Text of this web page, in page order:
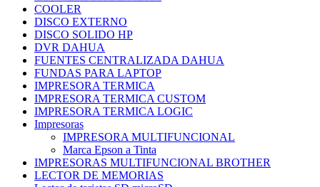
COOLER
DISCO EXTERNO
DISCO SOLIDO HP
DVR DAHUA
FUENTES CENTRALIZADA DAHUA
FUNDAS PARA LAPTOP
IMPRESORA TERMICA
IMPRESORA TERMICA CUSTOM
IMPRESORA TERMICA LOGIC
Impresoras
IMPRESORA MULTIFUNCIONAL
Marca Epson a Tinta
IMPRESORAS MULTIFUNCIONAL BROTHER
LECTOR DE MEMORIAS